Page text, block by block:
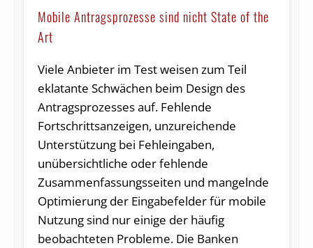
Mobile Antragsprozesse sind nicht State of the
Art
Viele Anbieter im Test weisen zum Teil
eklatante Schwächen beim Design des
Antragsprozesses auf. Fehlende
Fortschrittsanzeigen, unzureichende
Unterstützung bei Fehleingaben,
unübersichtliche oder fehlende
Zusammenfassungsseiten und mangelnde
Optimierung der Eingabefelder für mobile
Nutzung sind nur einige der häufig
beobachteten Probleme. Die Banken